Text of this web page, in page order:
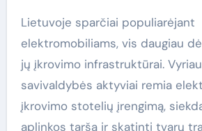
Lietuvoje sparčiai populiarėjant
elektromobiliams, vis daugiau
jų įkrovimo infrastruktūrai.
savivaldybės aktyviai remia
įkrovimo stotelių įrengimą,
aplinkos taršą ir skatinti tvarų